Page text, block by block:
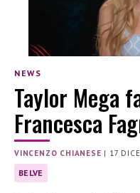
NEWS
Taylor Mega
Francesca
VINCENZO CHIANESE | 17
BELVE